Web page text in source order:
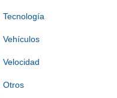
Tecnología
Vehículos
Velocidad
Otros